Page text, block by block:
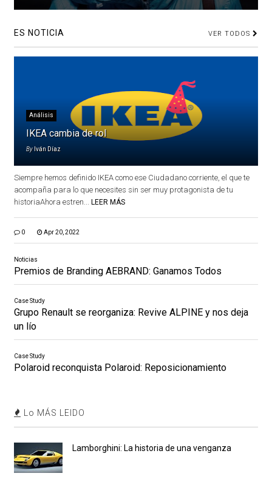
ES NOTICIA VER TODOS
Análisis
IKEA cambia de rol
By Iván Díaz
Siempre hemos definido IKEA como ese Ciudadano corriente, el que te
acompaña para lo que necesites sin ser muy protagonista de tu
historiaAhora estren...
LEER MÁS
0 Apr 20, 2022
Noticias
Premios de Branding AEBRAND: Ganamos Todos
Case Study
Grupo Renault se reorganiza: Revive ALPINE y nos deja
un lío
Case Study
Polaroid reconquista Polaroid: Reposicionamiento
Lo MÁS LEIDO
Lamborghini: La historia de una venganza